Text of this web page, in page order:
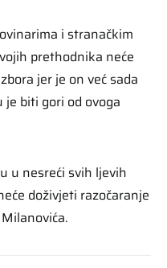
i stranačkim
prethodnika neće
jer je on već sada
biti gori od ovoga
u nesreći svih ljevih
doživjeti razočaranje